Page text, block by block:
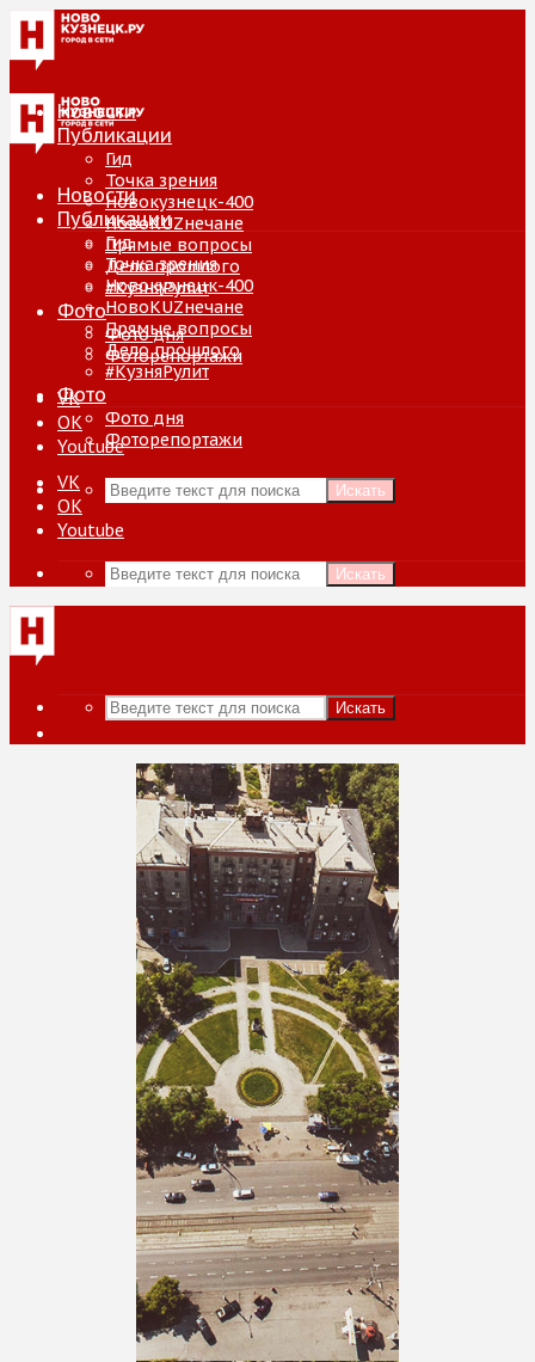
Новости
Публикации
Гид
Точка зрения
Новокузнецк-400
НовоKUZнечане
Прямые вопросы
Дело прошлого
#КузняРулит
Фото
Фото дня
Фоторепортажи
VK
ОК
Youtube
Искать
Новости
Публикации
Гид
Точка зрения
Новокузнецк-400
НовоKUZнечане
Прямые вопросы
Дело прошлого
#КузняРулит
Фото
Фото дня
Фоторепортажи
VK
ОК
Youtube
Искать
Искать